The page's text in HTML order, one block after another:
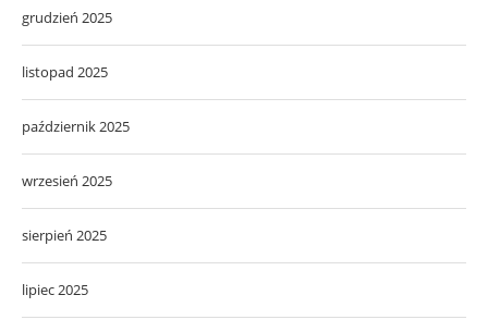
grudzień 2025
listopad 2025
październik 2025
wrzesień 2025
sierpień 2025
lipiec 2025